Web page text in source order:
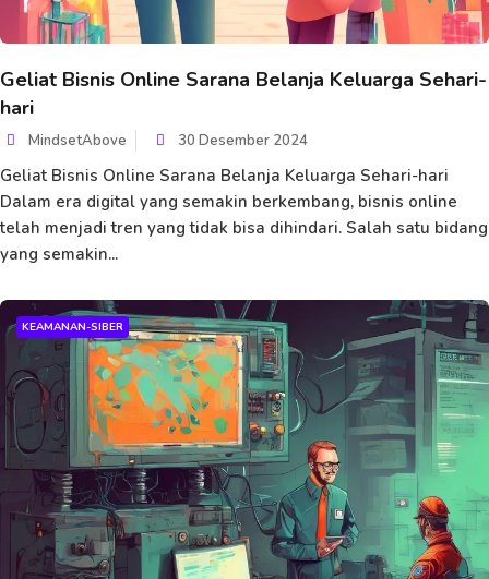
Geliat Bisnis Online Sarana Belanja Keluarga Sehari-
hari
MindsetAbove 30 Desember 2024
Geliat Bisnis Online Sarana Belanja Keluarga Sehari-hari
Dalam era digital yang semakin berkembang, bisnis online
telah menjadi tren yang tidak bisa dihindari. Salah satu bidang
yang semakin...
KEAMANAN-SIBER